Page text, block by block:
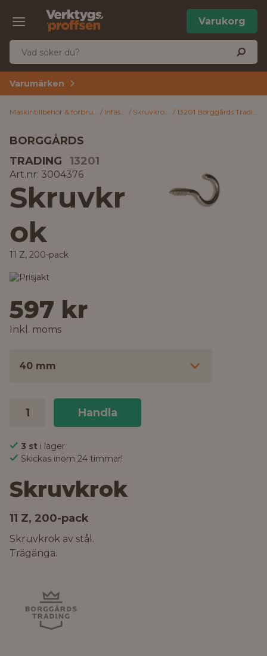
Varukorg
Varumärken
Maskintillbehör & förbrukning Infästning Skruvkrokar & -öglor 13201 Borggårds Trading Skruvkrok 11 Z, 200-pack 40 mm
BORGGÅRDS
TRADING
13201
Art.nr: 3004376
Skruvkr
ok
11 Z, 200-pack
597 kr
Inkl. moms
40 mm
Handla
3 st i lager
Skickas inom 24 timmar!
Skruvkrok
11 Z, 200-pack
Skruvkrok av stål.
Trägänga.